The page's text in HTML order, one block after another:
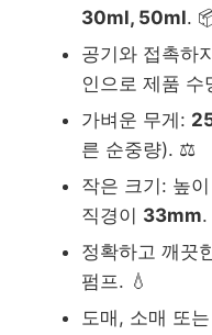
30ml, 50ml.
공기와 접촉하
인으로 제품
가벼운 무게:
른 순중량). ⚖️
작은 크기: 높이
직경이 33mm.
정확하고 깨끗
펌프. 💧
도매, 소매 또